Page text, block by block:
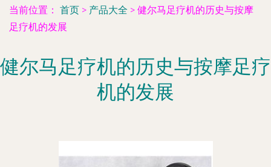
当前位置： 首页 > 产品大全 > 健尔马足疗机的历史与按摩
足疗机的发展
健尔马足疗机的历史与按摩足疗
机的发展